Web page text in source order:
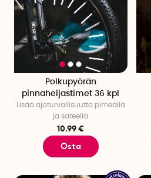
Polkupyörän
pinnaheijastimet 36 kpl
Lisää ajoturvallisuutta pimeällä
ja sateella
10.99 €
Osta